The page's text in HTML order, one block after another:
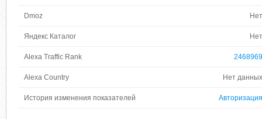
Dmoz Нет
Яндекс Каталог Нет
Alexa Traffic Rank 2468969
Alexa Country Нет данных
История изменения показателей Авторизация